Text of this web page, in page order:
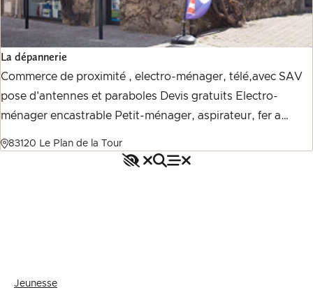
La dépannerie
Commerce de proximité , electro-ménager, télé,avec SAV
pose d'antennes et paraboles Devis gratuits Electro-
ménager encastrable Petit-ménager, aspirateur, fer a
83120 Le Plan de la Tour
Accessibilité
Rechercher
Jeunesse